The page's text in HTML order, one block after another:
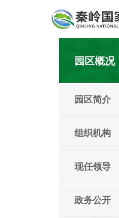
园区概况
园区简介
组织机构
现任领导
政务公开